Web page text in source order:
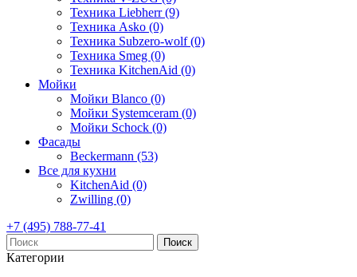
Техника Liebherr (9)
Техника Asko (0)
Техника Subzero-wolf (0)
Техника Smeg (0)
Техника KitchenAid (0)
Мойки
Мойки Blanco (0)
Мойки Systemceram (0)
Мойки Schock (0)
Фасады
Beckermann (53)
Все для кухни
KitchenAid (0)
Zwilling (0)
+7 (495) 788-77-41
Поиск
Категории